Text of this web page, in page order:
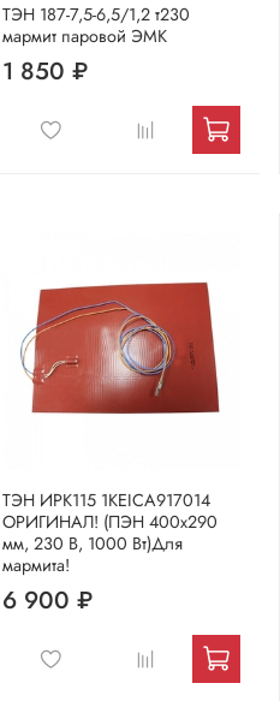
ТЭН 187-7,5-6,5/1,2 т230
мармит паровой ЭМК
1 850 ₽
ТЭН ИРК115 1KEICA917014
ОРИГИНАЛ! (ПЭН 400х290
мм, 230 В, 1000 Вт)Для
мармита!
6 900 ₽